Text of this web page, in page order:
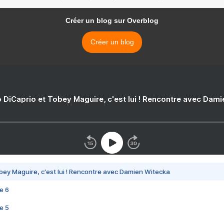
Créer un blog sur Overblog
Créer un blog
DiCaprio et Tobey Maguire, c'est lui ! Rencontre avec
Maguire, c'est lui ! Rencontre avec Damien Witecka
6
5